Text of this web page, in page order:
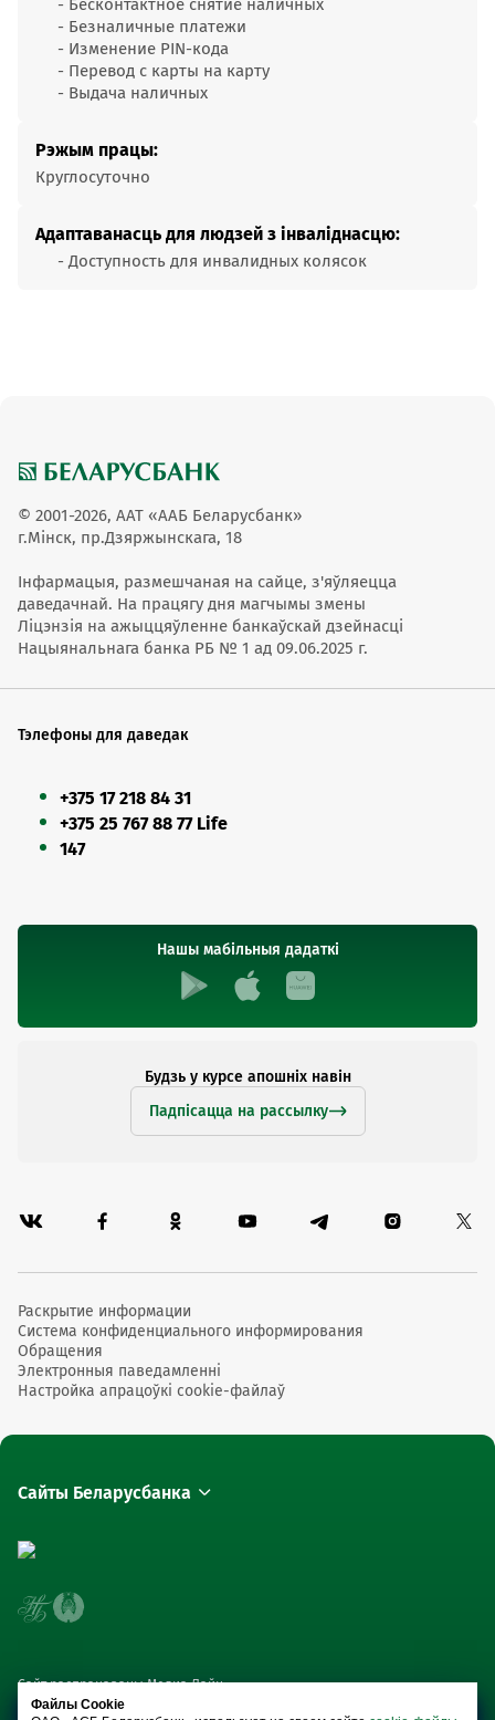
- Бесконтактное cнятие наличных
- Безналичные платежи
- Изменение PIN-кода
- Перевод с карты на карту
- Выдача наличных
Рэжым працы:
Круглосуточно
Адаптаванасць для людзей з інваліднасцю:
- Доступность для инвалидных колясок
© 2001-2026, ААТ «ААБ Беларусбанк»
г.Мінск, пр.Дзяржынскага, 18
Інфармацыя, размешчаная на сайце, з'яўляецца
даведачнай. На працягу дня магчымы змены
Ліцэнзія на ажыццяўленне банкаўскай дзейнасці
Нацыянальнага банка РБ № 1 ад 09.06.2025 г.
Тэлефоны для даведак
+375 17 218 84 31
+375 25 767 88 77 Life
147
Нашы мабільныя дадаткі
Будзь у курсе апошніх навін
Падпісацца на рассылку
Раскрытие информации
Система конфиденциального информирования
Обращения
Электронныя паведамленні
Настройка апрацоўкі cookie-файлаў
Сайты Беларусбанка
Сайт распрацаваны Медиа Лайн
Файлы Cookie